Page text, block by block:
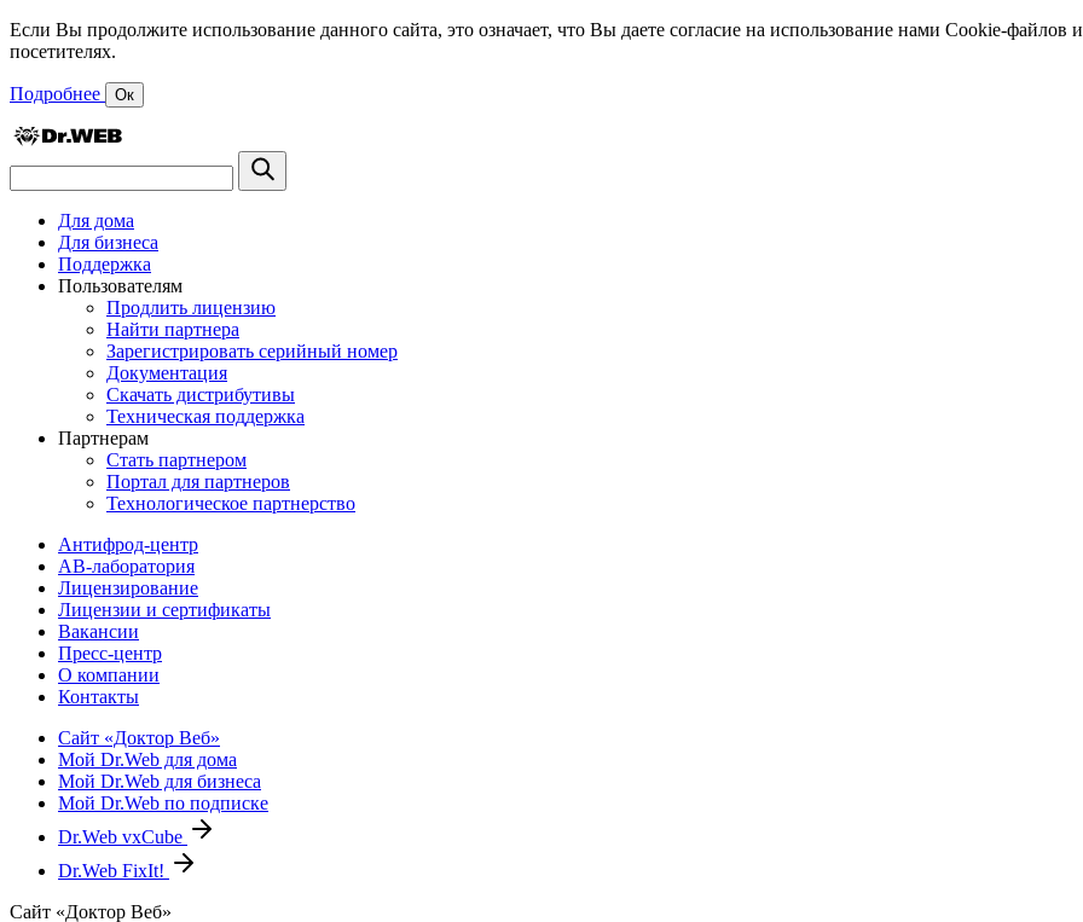
Если Вы продолжите использование данного сайта, это означает, что Вы даете согласие на использование нами Cookie-
посетителях.
Подробнее Ок
Для дома
Для бизнеса
Поддержка
Пользователям
Продлить лицензию
Найти партнера
Зарегистрировать серийный номер
Документация
Скачать дистрибутивы
Техническая поддержка
Партнерам
Стать партнером
Портал для партнеров
Технологическое партнерство
Антифрод-центр
АВ-лаборатория
Лицензирование
Лицензии и сертификаты
Вакансии
Пресс-центр
О компании
Контакты
Сайт «Доктор Веб»
Мой Dr.Web для дома
Мой Dr.Web для бизнеса
Мой Dr.Web по подписке
Dr.Web vxCube
Dr.Web FixIt!
Сайт «Доктор Веб»